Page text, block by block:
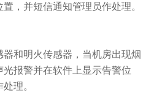
，并短信通知管理员作处理。
和明火传感器，当机房出现烟
报警并在软件上显示告警位
理。